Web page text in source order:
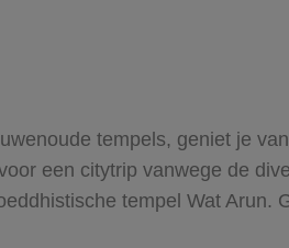
tempels, geniet je
een citytrip vanwege de
tempel Wat Arun.